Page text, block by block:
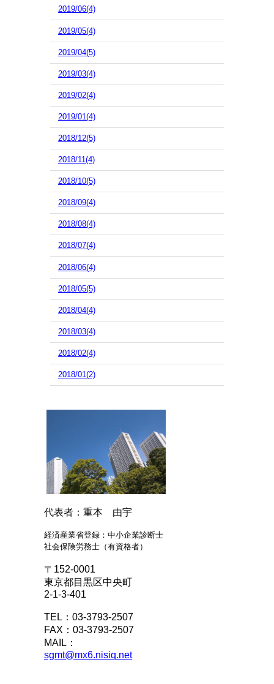
2019/06(4)
2019/05(4)
2019/04(5)
2019/03(4)
2019/02(4)
2019/01(4)
2018/12(5)
2018/11(4)
2018/10(5)
2018/09(4)
2018/08(4)
2018/07(4)
2018/06(4)
2018/05(5)
2018/04(4)
2018/03(4)
2018/02(4)
2018/01(2)
代表者：重本 由宇
経済産業省登録：中小企業診断士
社会保険労務士（有資格者）
〒152-0001
東京都目黒区中央町
2-1-3-401
TEL：03-3793-2507
FAX：03-3793-2507
MAIL：
sgmt@mx6.nisiq.net